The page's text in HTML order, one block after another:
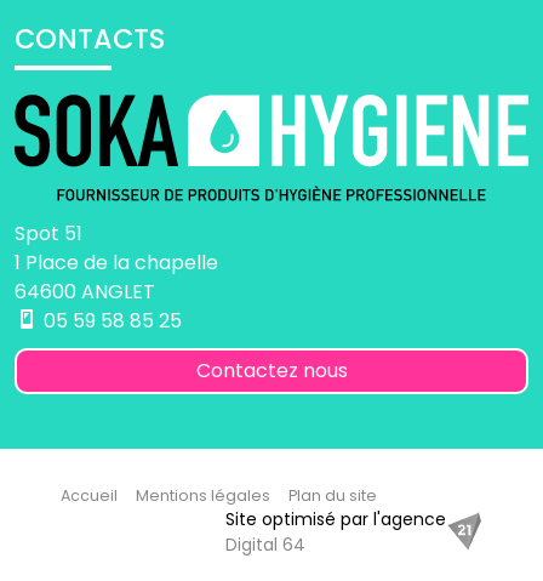
CONTACTS
Spot 51
1 Place de la chapelle
64600 ANGLET
05 59 58 85 25
Contactez nous
Accueil Mentions légales Plan du site
Site optimisé par l'agence
Digital 64